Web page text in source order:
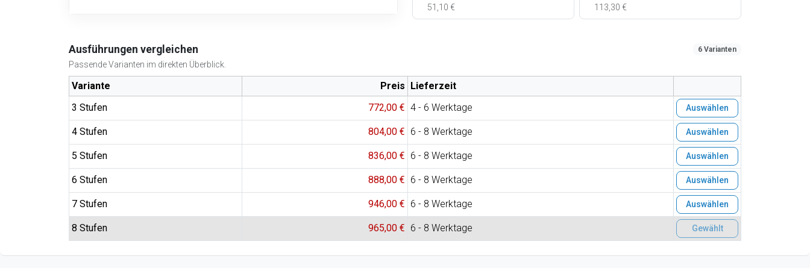
51,10 € 113,30 €
Ausführungen vergleichen
Passende Varianten im direkten Überblick.
6 Varianten
Variante Preis Lieferzeit
3 Stufen
772,00 € 4 - 6 Werktage Auswählen
4 Stufen 804,00 € 6 - 8 Werktage Auswählen
5 Stufen 836,00 € 6 - 8 Werktage Auswählen
6 Stufen 888,00 € 6 - 8 Werktage Auswählen
7 Stufen 946,00 € 6 - 8 Werktage Auswählen
8 Stufen 965,00 € 6 - 8 Werktage Gewählt